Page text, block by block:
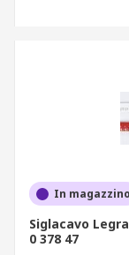
In magazzino
Siglacavo
0 378 47